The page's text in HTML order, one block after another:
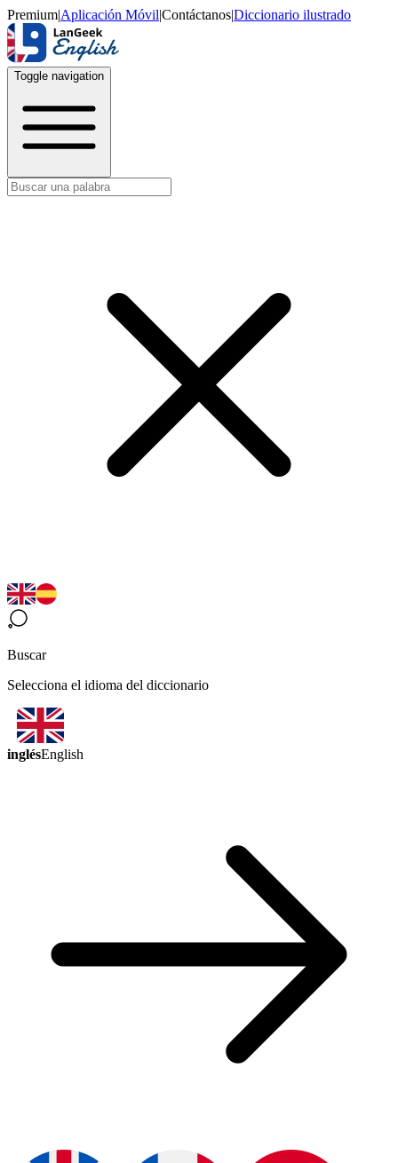
Premium|Aplicación Móvil|Contáctanos|Diccionario ilustrado
Toggle navigation
Buscar
Selecciona el idioma del diccionario
inglésEnglish